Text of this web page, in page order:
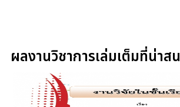
ผลงานวิชาการเล่มเต็มที่น่าส